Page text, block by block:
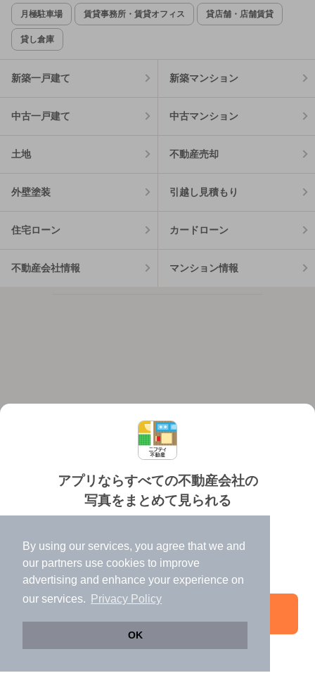
By using our services, you agree that we and
our partners use cookies to improve
advertising and enhance your experience on
our services.
Privacy Policy
OK
じっくり探したい方は 急いでいる方は
アプリならすべての不動産会社の
写真をまとめて見られる
✔️
高速表示で似た物件も見つけやすい
✔️
便利な通知機能も充実
月極駐車場 賃貸事務所・賃貸オフィス 貸店舗・店舗賃貸
貸し倉庫
新築一戸建て 新築マンション
中古一戸建て 中古マンション
土地 不動産売却
外壁塗装 引越し見積もり
住宅ローン カードローン
不動産会社情報 マンション情報
個人情報保護ポリシー 利用規約
©NIFTY Lifestyle Co., Ltd.